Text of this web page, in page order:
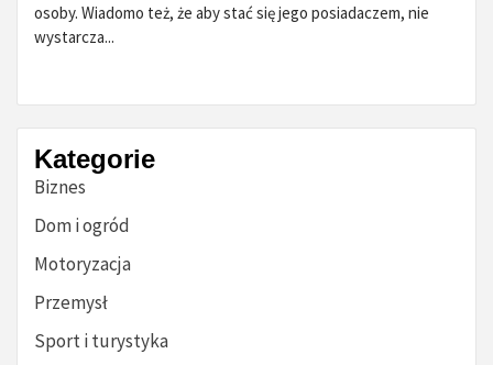
osoby. Wiadomo też, że aby stać się jego posiadaczem, nie
wystarcza...
Kategorie
Biznes
Dom i ogród
Motoryzacja
Przemysł
Sport i turystyka